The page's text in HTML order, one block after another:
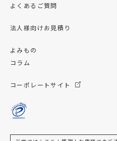
よくあるご質問
法人様向けお見積り
よみもの
コラム
コーポレートサイト